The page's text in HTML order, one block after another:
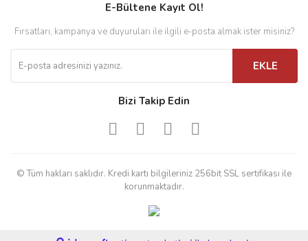
E-Bültene Kayıt Ol!
Fırsatları, kampanya ve duyuruları ile ilgili e-posta almak ister misiniz?
EKLE
Bizi Takip Edin
© Tüm hakları saklıdır. Kredi kartı bilgileriniz 256bit SSL sertifikası ile
korunmaktadır.